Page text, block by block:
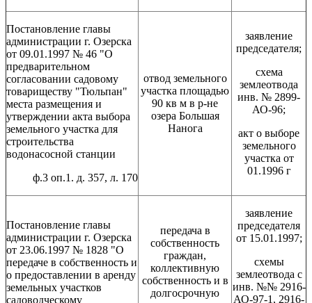
Постановление главы
администрации г. Озерска
от 09.01.1997 № 46 "О
предварительном
согласовании садовому
товариществу "Тюльпан"
места размещения и
утверждении акта выбора
земельного участка для
строительства
водонасосной станции
ф.3 оп.1. д. 357, л. 170
отвод земельного
участка площадью
90 кв м в р-не
озера Большая
Нанога
заявление
председателя;
схема
землеотвода
инв. № 2899-
АО-96;
акт о выборе
земельного
участка от
01.1996 г
Постановление главы
администрации г. Озерска
от 23.06.1997 № 1828 "О
передаче в собственность и
о предоставлении в аренду
земельных участков
садоводческому
передача в
собственность
граждан,
коллективную
собственность и в
долгосрочную
заявление
председателя
от 15.01.1997;
схемы
землеотвода с
инв. №№ 2916-
АО-97-1, 2916-